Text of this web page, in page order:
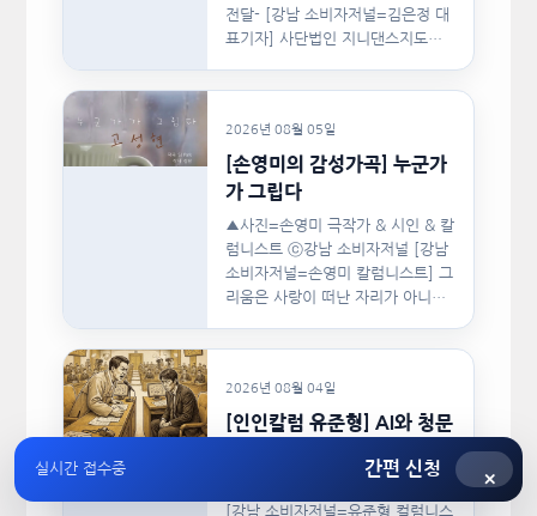
전달- [강남 소비자저널=김은정 대
표기자] 사단법인 지니댄스지도자
지난…
2026년 08월 05일
[손영미의 감성가곡] 누군가
가 그립다
▲사진=손영미 극작가 & 시인 & 칼
럼니스트 ⓒ강남 소비자저널 [강남
소비자저널=손영미 칼럼니스트] 그
리움은 사랑이 떠난 자리가 아니라,
2026년 08월 04일
[인인칼럼 유준형] AI와 청문
이 아니라 준비된 질문이다.
[강남 소비자저널=유준형 컬럼니스
실시간 접수중 간편 신청
×